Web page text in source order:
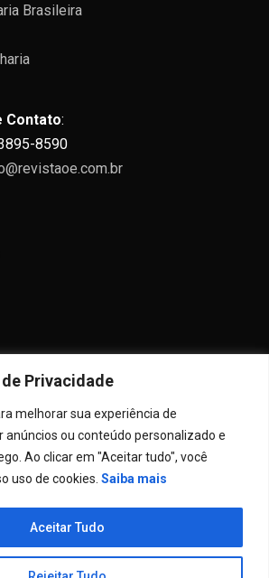
Privacidade
melhorar sua experiência de
anúncios ou conteúdo personalizado e
Ao clicar em "Aceitar tudo", você
uso de cookies. Saiba mais
Aceitar Tudo
Brasileira
Contato:
8590
direitos reservados 2024.
by WordPress|Theme: Allure News
Candid Themes